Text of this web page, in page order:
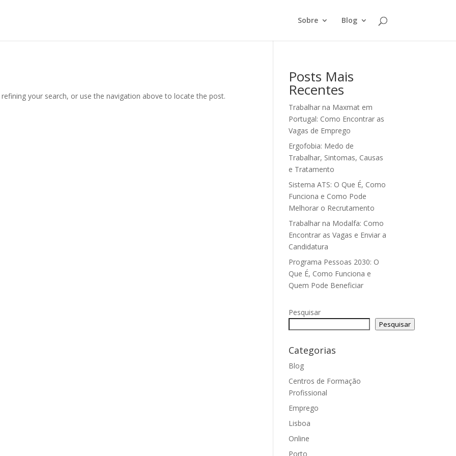
Sobre Blog
your search, or use the navigation above to locate the post.
Posts Mais
Recentes
Trabalhar na Maxmat em
Portugal: Como Encontrar as
Vagas de Emprego
Ergofobia: Medo de
Trabalhar, Sintomas, Causas
e Tratamento
Sistema ATS: O Que É, Como
Funciona e Como Pode
Melhorar o Recrutamento
Trabalhar na Modalfa: Como
Encontrar as Vagas e Enviar a
Candidatura
Programa Pessoas 2030: O
Que É, Como Funciona e
Quem Pode Beneficiar
Pesquisar
Pesquisar
Categorias
Blog
Centros de Formação
Profissional
Emprego
Lisboa
Online
Porto